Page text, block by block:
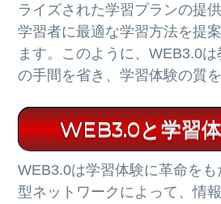
ライズされた学習プランの提
学習者に最適な学習方法を提
ます。このように、WEB3.0は
の手間を省き、学習体験の質
WEB3.0と学習
WEB3.0は学習体験に革命を
型ネットワークによって、情